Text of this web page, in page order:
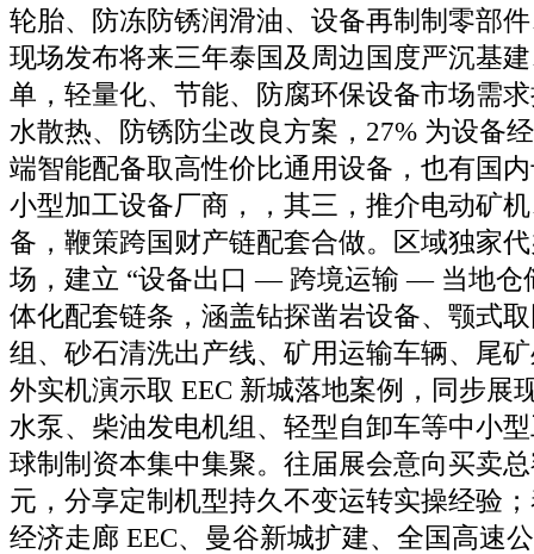
轮胎、防冻防锈润滑油、设备再制制零部
现场发布将来三年泰国及周边国度严沉基
单，轻量化、节能、防腐环保设备市场需
水散热、防锈防尘改良方案，27% 为设备
端智能配备取高性价比通用设备，也有国
小型加工设备厂商，，其三，推介电动矿
备，鞭策跨国财产链配套合做。区域独家
场，建立 “设备出口 — 跨境运输 — 当地仓
体化配套链条，涵盖钻探凿岩设备、颚式
组、砂石清洗出产线、矿用运输车辆、尾
外实机演示取 EEC 新城落地案例，同步展
水泵、柴油发电机组、轻型自卸车等中小
球制制资本集中集聚。往届展会意向买卖
元，分享定制机型持久不变运转实操经验
经济走廊 EEC、曼谷新城扩建、全国高速